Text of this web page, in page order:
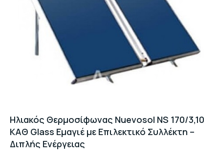
Ηλιακός Θερμοσίφωνας Nuevosol NS 170/3,10
ΚΑΘ Glass Εμαγιέ με Επιλεκτικό Συλλέκτη –
Διπλής Ενέργειας